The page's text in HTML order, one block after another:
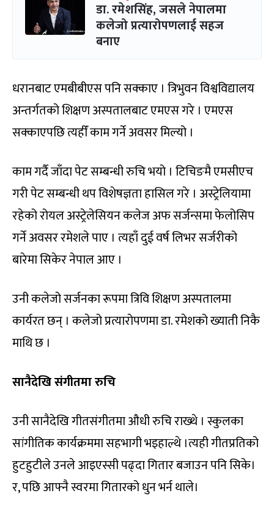
डा. रमेशसिंह, जसले नेपालमा
कलेजो प्रत्यारोपणलाई सहज
बनाए
धरानबाट एमबीबीएस पनि सक्काए । त्रिभुवन विश्वविद्यालय
अन्तर्गतको शिक्षण अस्पतालबाट एमएस गरे । एमएस
सक्काएपछि त्यहीँ काम गर्ने अवसर मिल्यो ।
काम गर्दै जाँदा पेट सम्बन्धी रुचि भयो । टिचिङमै एमसीएच
गरी पेट सम्बन्धी थप विशेषज्ञता हासिल गरे । अस्ट्रेलियामा
रहेको रोयल अस्ट्रेलेसियन कलेज अफ सर्जन्समा फेलोसिप
गर्ने अवसर रमेशले पाए । त्यहाँ दुई वर्ष लिभर सर्जरीको
बारेमा सिकेर नेपाल आए ।
उनी कलेजो सर्जनका रूपमा त्रिवि शिक्षण अस्पतालमा
कार्यरत छन् । कलेजो प्रत्यारोपणमा डा. रमेशको ख्याती निकै
माथि छ ।
सानैदेखि संगीतमा रुचि
उनी सानैदेखि गीतसंगीतमा औधी रुचि राख्थे । स्कुलका
सांगीतिक कार्यक्रममा सहभागी भइहाल्थे ।त्यही गीतप्रतिको
हुटहुटीले उनले आइएस्सी पढ्दा गितार बजाउन पनि सिके।
र, पछि आफ्नै स्वरमा गितारको धुन भर्न थाले।